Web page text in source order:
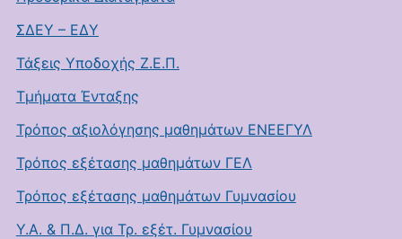
ΣΔΕΥ – ΕΔΥ
Τάξεις Υποδοχής Ζ.Ε.Π.
Τμήματα Ένταξης
Τρόπος αξιολόγησης μαθημάτων ΕΝΕΕΓΥΛ
Τρόπος εξέτασης μαθημάτων ΓΕΛ
Τρόπος εξέτασης μαθημάτων Γυμνασίου
Υ.Α. & Π.Δ. για Τρ. εξέτ. Γυμνασίου